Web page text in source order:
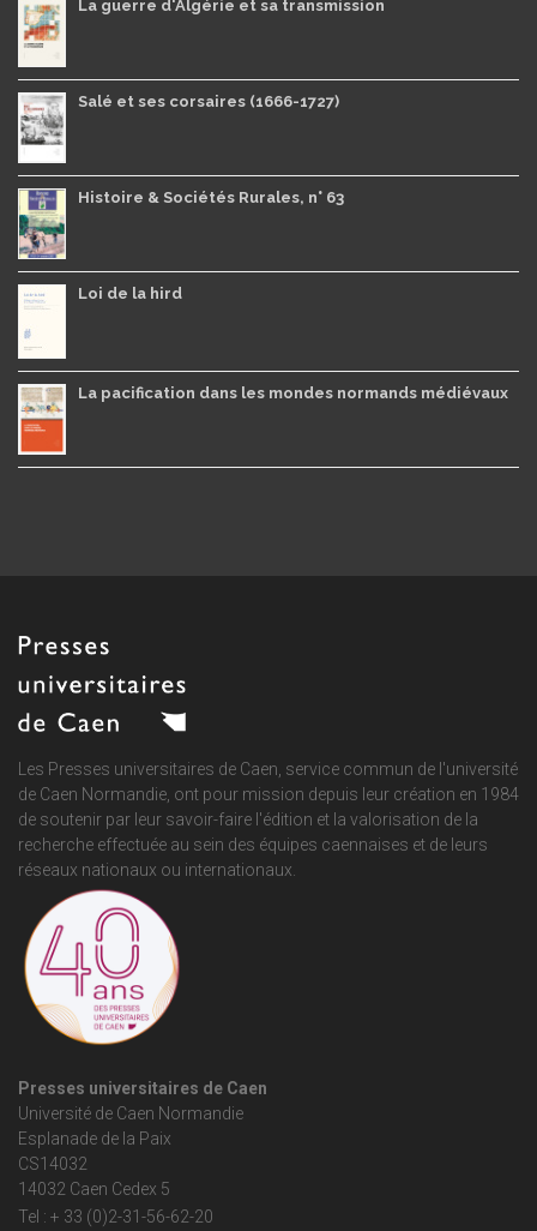
La guerre d'Algérie et sa transmission
Salé et ses corsaires (1666-1727)
Histoire & Sociétés Rurales, n° 63
Loi de la hird
La pacification dans les mondes normands médiévaux
Les Presses universitaires de Caen, service commun de l'université
de Caen Normandie , ont pour mission depuis leur création en 1984
de soutenir par leur savoir-faire l'édition et la valorisation de la
recherche effectuée au sein des équipes caennaises et de leurs
réseaux nationaux ou internationaux.
Presses universitaires de Caen
Université de Caen Normandie
Esplanade de la Paix
CS14032
14032 Caen Cedex 5
Tel : + 33 (0)2-31-56-62-20